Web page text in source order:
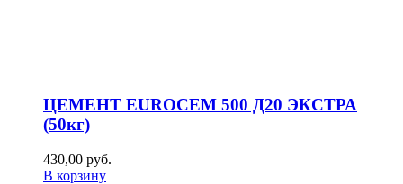
ЦЕМЕНТ EUROCEM 500 Д20 ЭКСТРА
(50кг)
430,00 руб.
В корзину